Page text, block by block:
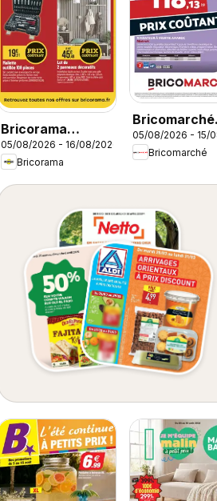
Bricorama
catalogue
05/08/2026 - 16/08/2026
Bricorama
Bricomarché
catalogue
05/08/2026 - 15/
Bricomarché